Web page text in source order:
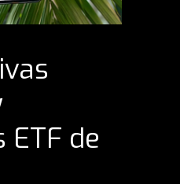
de